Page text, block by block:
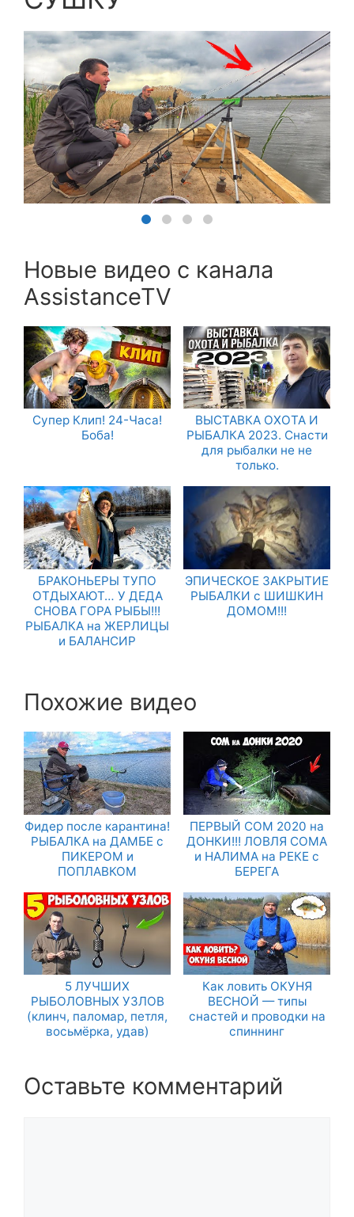
Новые видео с канала
AssistanceTV
Супер Клип! 24-Часа!
Боба!
ВЫСТАВКА ОХОТА И
РЫБАЛКА 2023. Снасти
для рыбалки не не
только.
БРАКОНЬЕРЫ ТУПО
ОТДЫХАЮТ… У ДЕДА
СНОВА ГОРА РЫБЫ!!!
РЫБАЛКА на ЖЕРЛИЦЫ
и БАЛАНСИР
ЭПИЧЕСКОЕ ЗАКРЫТИЕ
РЫБАЛКИ с ШИШКИН
ДОМОМ!!!
Похожие видео
Фидер после карантина!
РЫБАЛКА на ДАМБЕ с
ПИКЕРОМ и
ПОПЛАВКОМ
ПЕРВЫЙ СОМ 2020 на
ДОНКИ!!! ЛОВЛЯ СОМА
и НАЛИМА на РЕКЕ с
БЕРЕГА
5 ЛУЧШИХ
РЫБОЛОВНЫХ УЗЛОВ
(клинч, паломар, петля,
восьмёрка, удав)
Как ловить ОКУНЯ
ВЕСНОЙ — типы
снастей и проводки на
спиннинг
Оставьте комментарий